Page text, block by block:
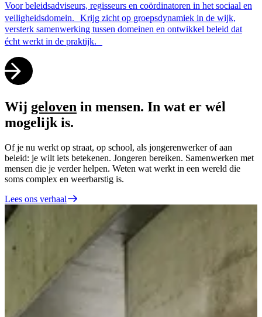
Voor beleidsadviseurs, regisseurs en coördinatoren in het sociaal en
veiligheidsdomein. Krijg zicht op groepsdynamiek in de wijk,
versterk samenwerking tussen domeinen en ontwikkel beleid dat
écht werkt in de praktijk.
Wij geloven in mensen. In wat er wél
mogelijk is.
Of je nu werkt op straat, op school, als jongerenwerker of aan
beleid: je wilt iets betekenen. Jongeren bereiken. Samenwerken met
mensen die je verder helpen. Weten wat werkt in een wereld die
soms complex en weerbarstig is.
Lees ons verhaal